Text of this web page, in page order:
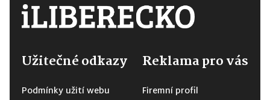
Užitečné odkazy
Podmínky užití webu
Reklama pro vás
Firemní profil